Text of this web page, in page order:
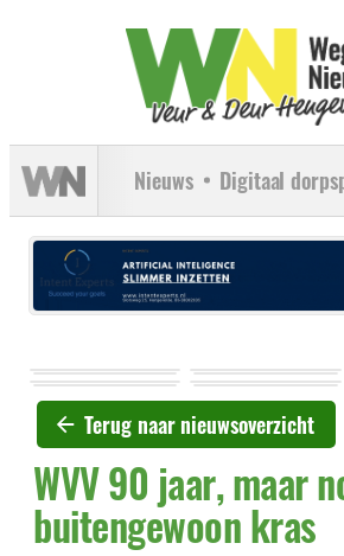
Nieuws Digitaal
Terug naar nieuwsoverzicht
WVV 90 jaar, maar
buitengewoon kras